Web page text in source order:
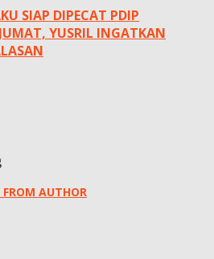
SIAP DIPECAT PDIP
YUSRIL INGATKAN
FROM AUTHOR